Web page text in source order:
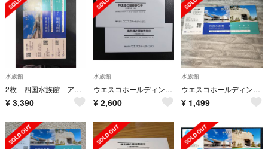
水族館
2枚 四国水族館 アトア 株主優待券 ウエスコホールディングス
¥ 3,390
水族館
ウエスコホールディングス株主優待券（２枚）
¥ 2,600
水族館
ウエスコホールディングス 株主優待券
¥ 1,499